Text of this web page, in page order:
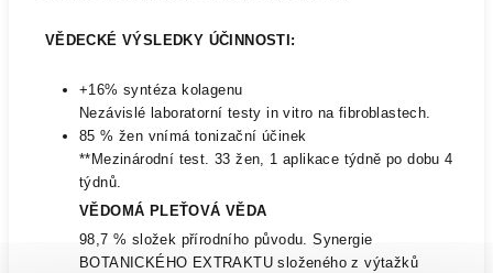
VĚDECKÉ VÝSLEDKY ÚČINNOSTI:
+16% syntéza kolagenu
Nezávislé laboratorní testy in vitro na fibroblastech.
85 % žen vnímá tonizační účinek
**Mezinárodní test. 33 žen, 1 aplikace týdně po dobu 4
týdnů.
VĚDOMÁ PLEŤOVÁ VĚDA
98,7 % složek přírodního původu. Synergie
BOTANICKÉHO EXTRAKTU složeného z výtažků